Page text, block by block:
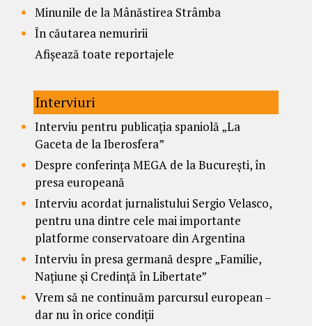
Minunile de la Mânăstirea Strâmba
În căutarea nemuririi
Afișează toate reportajele
Interviuri
Interviu pentru publicația spaniolă „La
Gaceta de la Iberosfera”
Despre conferința MEGA de la București, în
presa europeană
Interviu acordat jurnalistului Sergio Velasco,
pentru una dintre cele mai importante
platforme conservatoare din Argentina
Interviu în presa germană despre „Familie,
Națiune și Credință în Libertate”
Vrem să ne continuăm parcursul european –
dar nu în orice condiții